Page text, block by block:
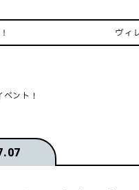
ヴィレヴァ
ント！